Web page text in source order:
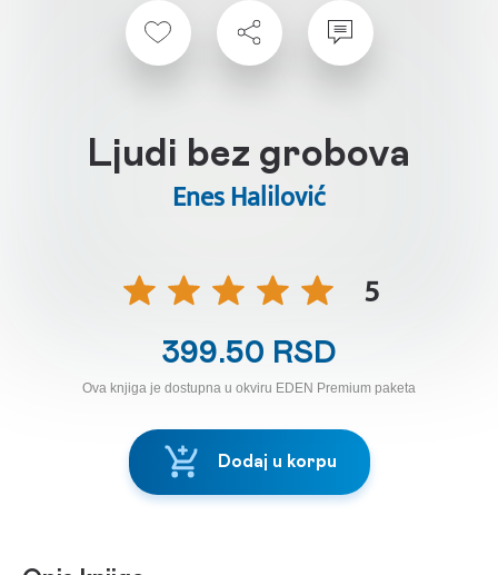
Ljudi bez grobova
Enes Halilović
5
399.50 RSD
Ova knjiga je dostupna u okviru EDEN Premium paketa
Dodaj u korpu